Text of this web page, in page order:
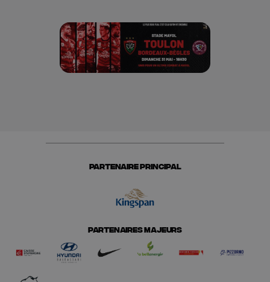
PARTENAIRE PRINCIPAL
PARTENAIRES MAJEURS